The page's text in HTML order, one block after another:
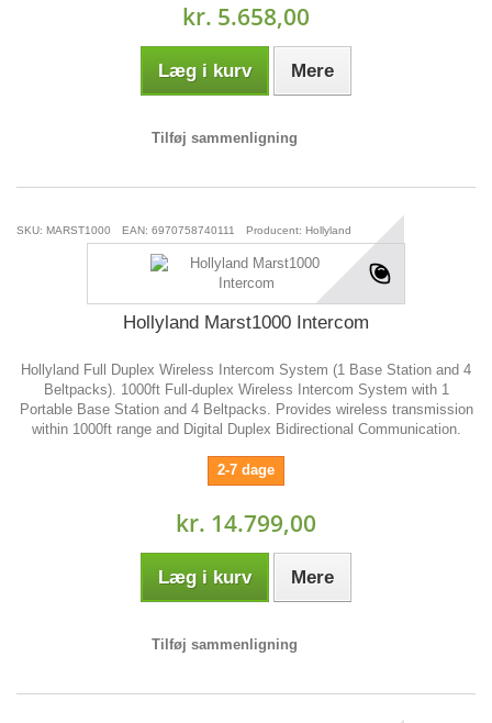
kr. 5.658,00
Læg i kurv Mere
Tilføj sammenligning
SKU: MARST1000 EAN: 6970758740111 Producent: Hollyland
Hollyland Marst1000 Intercom
Hollyland Full Duplex Wireless Intercom System (1 Base Station and 4
Beltpacks). 1000ft Full-duplex Wireless Intercom System with 1
Portable Base Station and 4 Beltpacks. Provides wireless transmission
within 1000ft range and Digital Duplex Bidirectional Communication.
2-7 dage
kr. 14.799,00
Læg i kurv Mere
Tilføj sammenligning